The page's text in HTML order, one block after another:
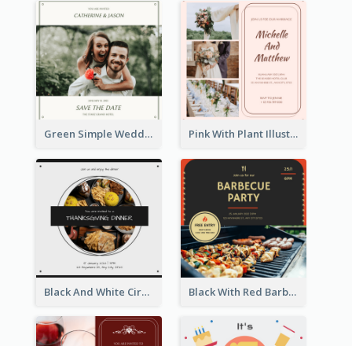
Green Simple Wedding Photo Wedding Invitation Pink With Plant Illustration Wedding Party Invitation
Black And White Circle Photo Thanksgiving Dinner Invitation Black With Red Barbecue Housewarming Invitation